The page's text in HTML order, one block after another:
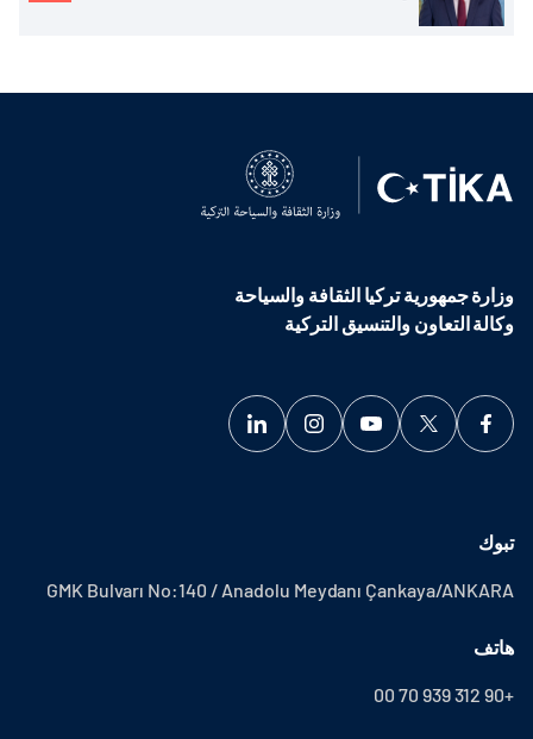
وزارة جمهورية تركيا الثقافة والسياحة
وكالة التعاون والتنسيق التركية
تبوك
GMK Bulvarı No:140 / Anadolu Meydanı Çankaya/ANKARA
هاتف
+90 312 939 70 00